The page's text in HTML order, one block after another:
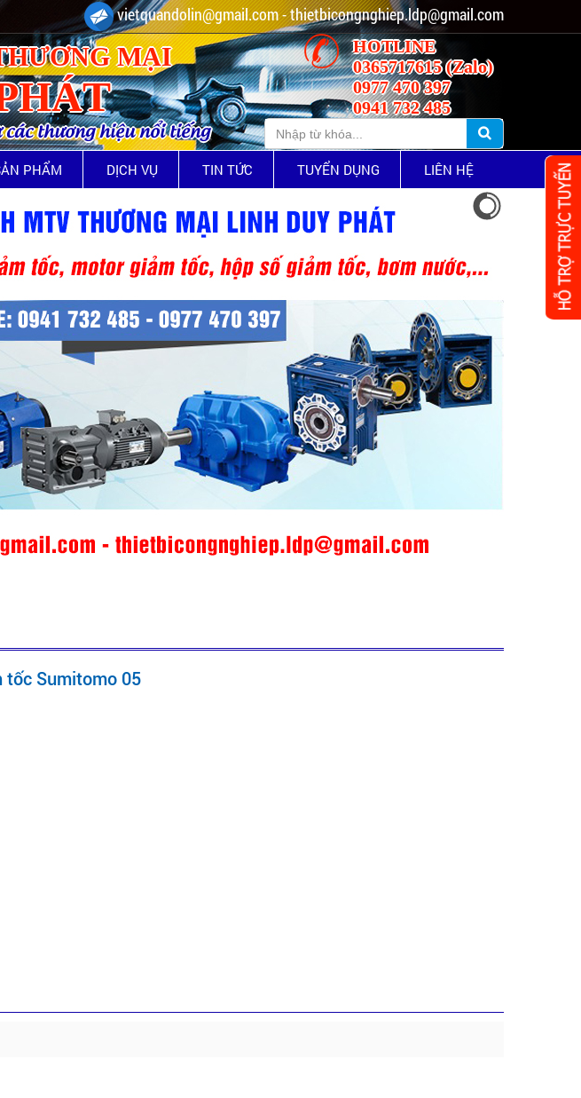
vietquandolin@gmail.com - thietbicongnghiep.ldp@gmail.com
MẠI
thương hiệu nổi tiếng
HOTLINE
0365717615 (Zalo)
0977 470 397
0941 732 485
PHẨM DỊCH VỤ TIN TỨC TUYỂN DỤNG LIÊN HỆ
tốc Sumitomo 05